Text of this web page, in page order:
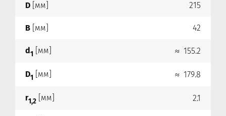
D [мм] 215
B [мм] 42
d1 [мм] ≈ 155.2
D1 [мм] ≈ 179.8
r1,2 [мм] 2.1